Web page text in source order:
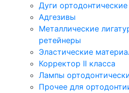
Дуги ортодонтические
Адгезивы
Металлические
ретейнеры
Эластические
Корректор II класса
Лампы
Прочее для